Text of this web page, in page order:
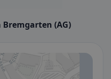
(AG)